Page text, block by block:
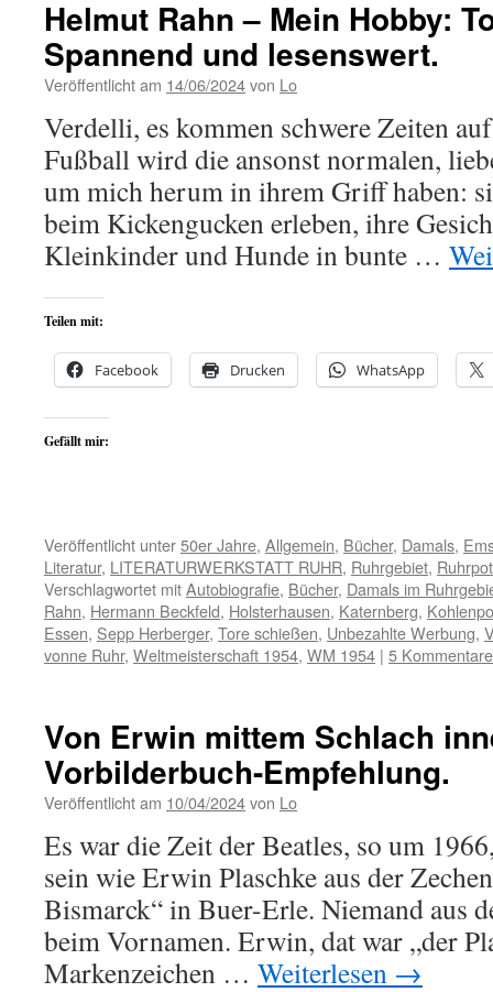
Helmut Rahn – Mein Hobby:
Spannend und lesenswert.
Veröffentlicht am 14/06/2024von Lo
Verdelli, es kommen schwere Zeiten
Fußball wird die ansonst normalen,
um mich herum in ihrem Griff haben:
beim Kickengucken erleben, ihre
Kleinkinder und Hunde in bunte …
Teilen mit:
Facebook Drucken WhatsApp
Gefällt mir:
Veröffentlicht unter50er Jahre, Allgemein, Bücher, Damals,
Literatur, LITERATURWERKSTATT RUHR, Ruhrgebiet,
Verschlagwortet mitAutobiografie, Bücher, Damals im
Rahn, Hermann Beckfeld, Holsterhausen, Katernberg,
Essen, Sepp Herberger, Tore schießen, Unbezahlte Werbung,
vonne Ruhr, Weltmeisterschaft 1954, WM 1954 | 5 Kommentare
Von Erwin mittem Schlach
Vorbilderbuch-Empfehlung.
Veröffentlicht am 10/04/2024von Lo
Es war die Zeit der Beatles, so um
sein wie Erwin Plaschke aus der
Bismarck“ in Buer-Erle. Niemand aus
beim Vornamen. Erwin, dat war „der
Markenzeichen … Weiterlesen →